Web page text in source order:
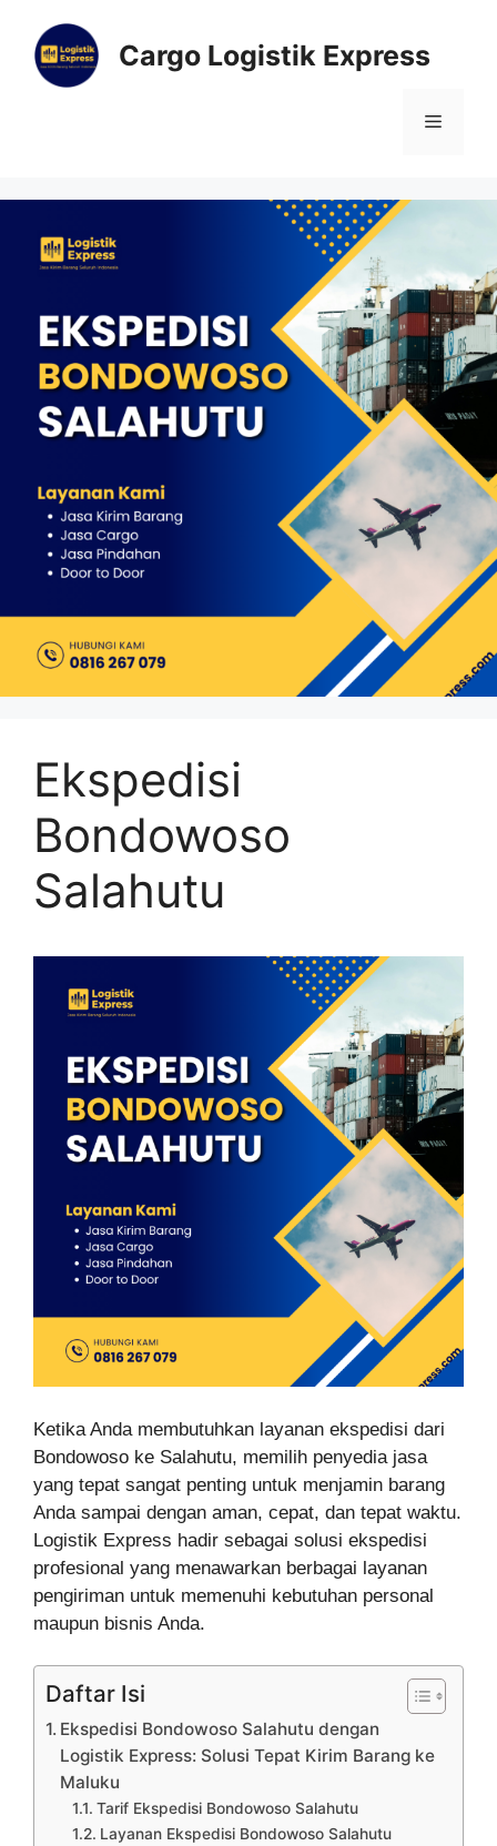
Cargo Logistik Express
Ekspedisi
Bondowoso
Salahutu
Ketika Anda membutuhkan layanan ekspedisi dari
Bondowoso ke Salahutu, memilih penyedia jasa
yang tepat sangat penting untuk menjamin barang
Anda sampai dengan aman, cepat, dan tepat waktu.
Logistik Express hadir sebagai solusi ekspedisi
profesional yang menawarkan berbagai layanan
pengiriman untuk memenuhi kebutuhan personal
maupun bisnis Anda.
Daftar Isi
Ekspedisi Bondowoso Salahutu dengan
Logistik Express: Solusi Tepat Kirim Barang ke
Maluku
Tarif Ekspedisi Bondowoso Salahutu
Layanan Ekspedisi Bondowoso Salahutu